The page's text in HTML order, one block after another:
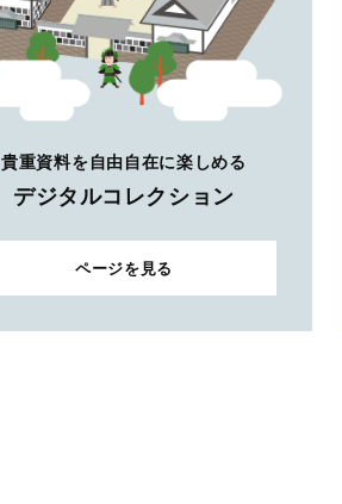
貴重資料を自由自在に楽しめる
デジタルコレクション
ページを見る